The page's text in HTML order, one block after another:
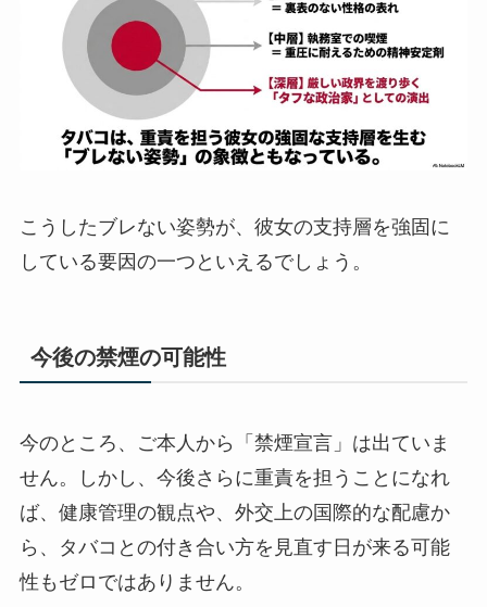
こうしたブレない姿勢が、彼女の支持層を強固に
している要因の一つといえるでしょう。
今後の禁煙の可能性
今のところ、ご本人から「禁煙宣言」は出ていま
せん。しかし、今後さらに重責を担うことになれ
ば、健康管理の観点や、外交上の国際的な配慮か
ら、タバコとの付き合い方を見直す日が来る可能
性もゼロではありません。